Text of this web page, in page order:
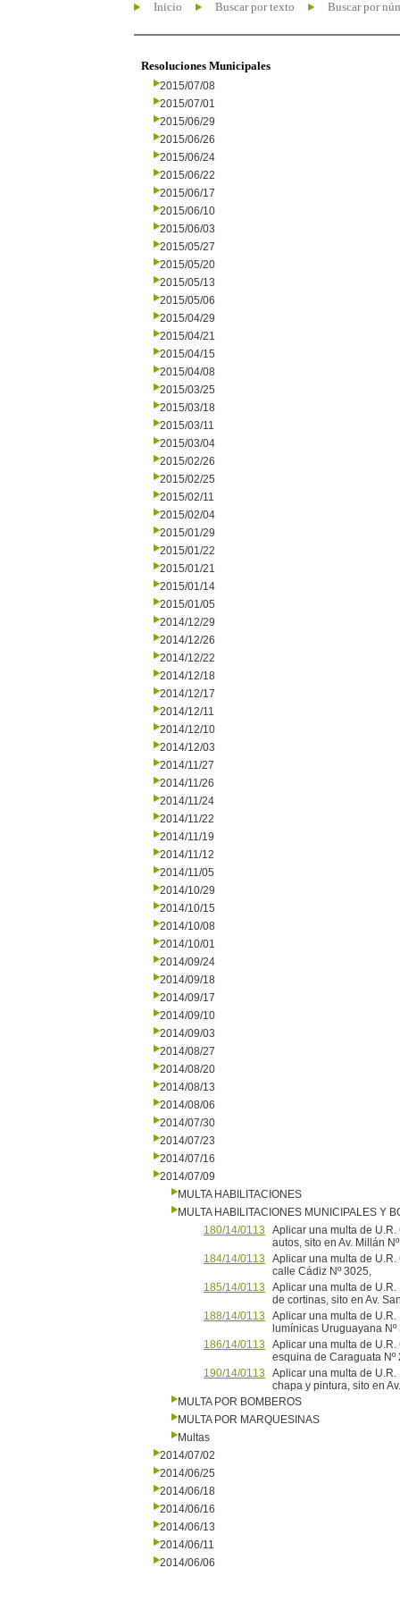
Inicio Buscar por texto Buscar por
Resoluciones Municipales
2015/07/08
2015/07/01
2015/06/29
2015/06/26
2015/06/24
2015/06/22
2015/06/17
2015/06/10
2015/06/03
2015/05/27
2015/05/20
2015/05/13
2015/05/06
2015/04/29
2015/04/21
2015/04/15
2015/04/08
2015/03/25
2015/03/18
2015/03/11
2015/03/04
2015/02/26
2015/02/25
2015/02/11
2015/02/04
2015/01/29
2015/01/22
2015/01/21
2015/01/14
2015/01/05
2014/12/29
2014/12/26
2014/12/22
2014/12/18
2014/12/17
2014/12/11
2014/12/10
2014/12/03
2014/11/27
2014/11/26
2014/11/24
2014/11/22
2014/11/19
2014/11/12
2014/11/05
2014/10/29
2014/10/15
2014/10/08
2014/10/01
2014/09/24
2014/09/18
2014/09/17
2014/09/10
2014/09/03
2014/08/27
2014/08/20
2014/08/13
2014/08/06
2014/07/30
2014/07/23
2014/07/16
2014/07/09
MULTA HABILITACIONES
MULTA HABILITACIONES MUNICIPALES Y
180/14/0113
Aplicar una multa de
autos, sito en Av. Millán
184/14/0113
Aplicar una multa de
calle Cádiz Nº 3025,
185/14/0113
Aplicar una multa de U.R.
de cortinas, sito en Av.
188/14/0113
Aplicar una multa de
lumínicas Uruguayana Nº
186/14/0113
Aplicar una multa de U.R.
esquina de Caraguata Nº
190/14/0113
Aplicar una multa de U.R.
chapa y pintura, sito en
MULTA POR BOMBEROS
MULTA POR MARQUESINAS
Multas
2014/07/02
2014/06/25
2014/06/18
2014/06/16
2014/06/13
2014/06/11
2014/06/06